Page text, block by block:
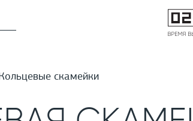
скамейки